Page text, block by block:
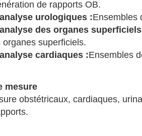
de rapports OB.
urologiques :Ensembles
des organes
organes superficiels.
cardiaques :Ensembles
mesure
obstétricaux, cardiaques,